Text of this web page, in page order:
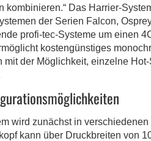
kombinieren.“ Das Harrier-
der Serien Falcon,
profi-tec-Systeme um einen
kostengünstiges
mit der Möglichkeit, einzelne
wird zunächst in
kann über Druckbreiten von